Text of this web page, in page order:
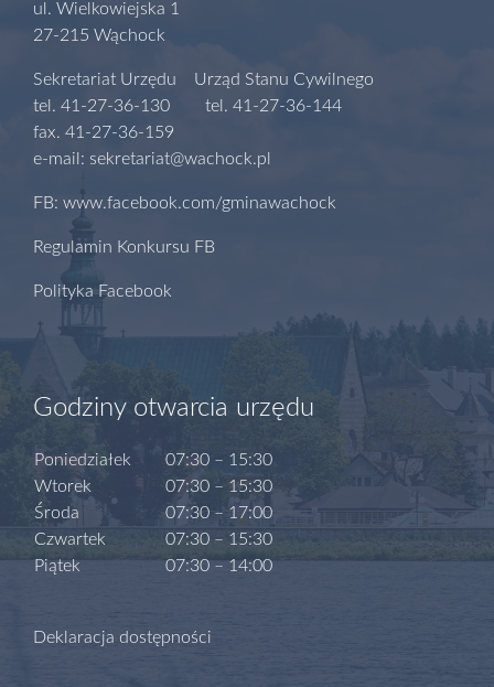
ul. Wielkowiejska 1
27-215 Wąchock
Sekretariat Urzędu Urząd Stanu Cywilnego
tel. 41-27-36-130 tel. 41-27-36-144
fax. 41-27-36-159
e-mail: sekretariat@wachock.pl
FB: www.facebook.com/gminawachock
Regulamin Konkursu FB
Polityka Facebook
Godziny otwarcia urzędu
Poniedziałek
Wtorek
Środa
Czwartek
Piątek
07:30 – 15:30
07:30 – 15:30
07:30 – 17:00
07:30 – 15:30
07:30 – 14:00
Deklaracja dostępności